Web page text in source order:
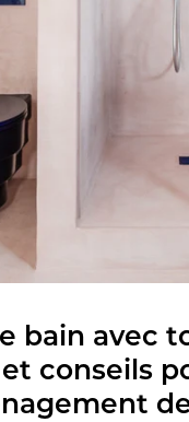
bain avec
conseils